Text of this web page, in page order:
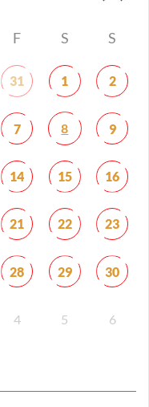
F S S
31 1 2
7 8 9
14 15 16
21 22 23
28 29 30
4 5 6